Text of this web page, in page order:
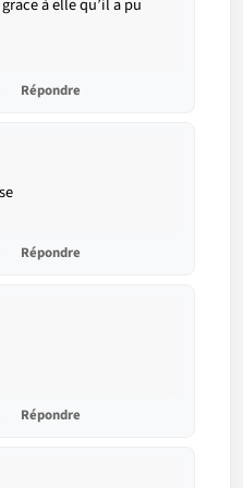
à elle qu’il a pu
Répondre
Répondre
Répondre